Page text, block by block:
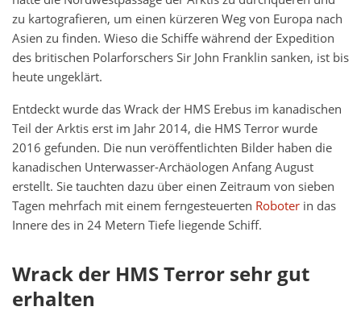
zu kartografieren, um einen kürzeren Weg von Europa nach
Asien zu finden. Wieso die Schiffe während der Expedition
des britischen Polarforschers Sir John Franklin sanken, ist bis
heute ungeklärt.
Entdeckt wurde das Wrack der HMS Erebus im kanadischen
Teil der Arktis erst im Jahr 2014, die HMS Terror wurde
2016 gefunden. Die nun veröffentlichten Bilder haben die
kanadischen Unterwasser-Archäologen Anfang August
erstellt. Sie tauchten dazu über einen Zeitraum von sieben
Tagen mehrfach mit einem ferngesteuerten Roboter in das
Innere des in 24 Metern Tiefe liegende Schiff.
Wrack der HMS Terror sehr gut
erhalten